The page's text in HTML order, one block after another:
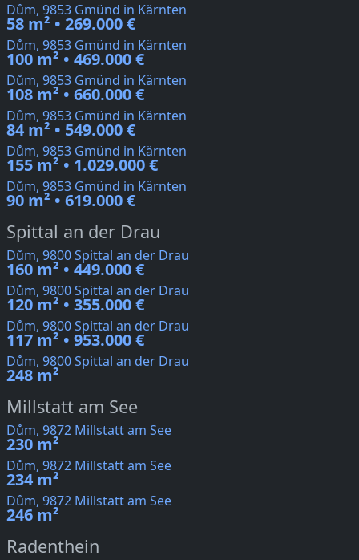
Dům, 9853 Gmünd in Kärnten
58 m² • 269.000 €
Dům, 9853 Gmünd in Kärnten
100 m² • 469.000 €
Dům, 9853 Gmünd in Kärnten
108 m² • 660.000 €
Dům, 9853 Gmünd in Kärnten
84 m² • 549.000 €
Dům, 9853 Gmünd in Kärnten
155 m² • 1.029.000 €
Dům, 9853 Gmünd in Kärnten
90 m² • 619.000 €
Spittal an der Drau
Dům, 9800 Spittal an der Drau
160 m² • 449.000 €
Dům, 9800 Spittal an der Drau
120 m² • 355.000 €
Dům, 9800 Spittal an der Drau
117 m² • 953.000 €
Dům, 9800 Spittal an der Drau
248 m²
Millstatt am See
Dům, 9872 Millstatt am See
230 m²
Dům, 9872 Millstatt am See
234 m²
Dům, 9872 Millstatt am See
246 m²
Radenthein